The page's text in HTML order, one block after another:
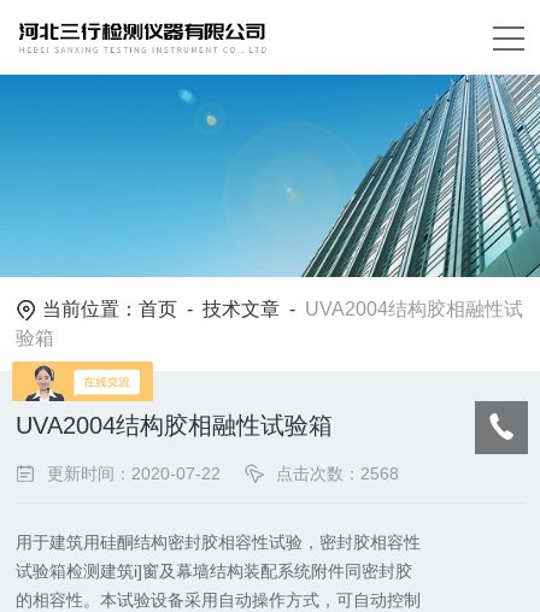
当前位置：首页 -技术文章 - UVA2004结构胶相融性试
验箱
UVA2004结构胶相融性试验箱
更新时间：2020-07-22 点击次数：2568
用于建筑用硅酮结构密封胶相容性试验，密封胶相容性
试验箱检测建筑i]窗及幕墙结构装配系统附件同密封胶
的相容性。本试验设备采用自动操作方式，可自动控制